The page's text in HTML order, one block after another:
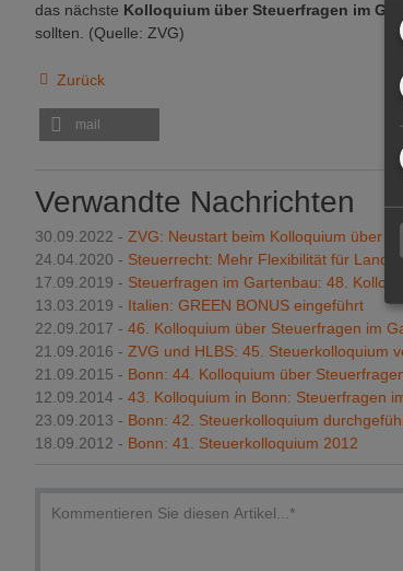
das nächste Kolloquium über Steuerfragen im
sollten. (Quelle: ZVG)
Zurück
mail
Verwandte Nachrichten
30.09.2022 - ZVG: Neustart beim Kolloquium über
24.04.2020 - Steuerrecht: Mehr Flexibilität für Land-
17.09.2019 - Steuerfragen im Gartenbau: 48.
13.03.2019 - Italien: GREEN BONUS eingeführt
22.09.2017 - 46. Kolloquium über Steuerfragen im
21.09.2016 - ZVG und HLBS: 45. Steuerkolloquium
21.09.2015 - Bonn: 44. Kolloquium über
12.09.2014 - 43. Kolloquium in Bonn: Steuerfragen
23.09.2013 - Bonn: 42. Steuerkolloquium
18.09.2012 - Bonn: 41. Steuerkolloquium 2012